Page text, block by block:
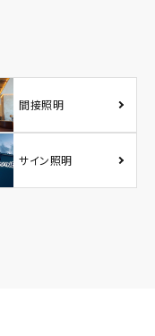
間接照明
サイン照明